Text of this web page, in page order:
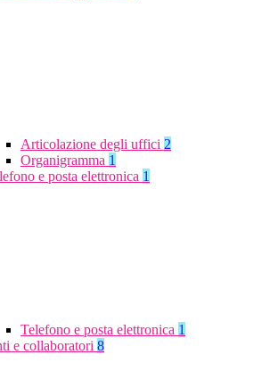
Articolazione degli uffici 2
Organigramma 1
e posta elettronica 1
Telefono e posta elettronica 1
e collaboratori 8